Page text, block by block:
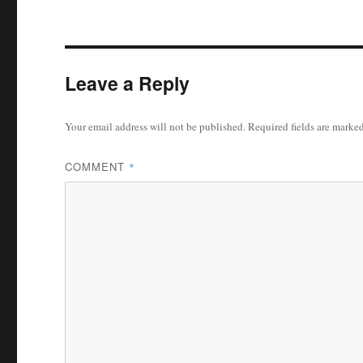
Leave a Reply
Your email address will not be published.Required fields are
COMMENT *